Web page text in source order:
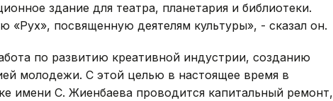
здание для театра, планетария и библиотеки.
«Рух», посвященную деятелям культуры», - сказал он.
по развитию креативной индустрии, созданию
молодежи. С этой целью в настоящее время в
имени С. Жиенбаева проводится капитальный ремонт,